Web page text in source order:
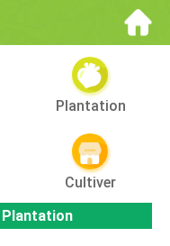
Plantation
Cultiver
Plantation